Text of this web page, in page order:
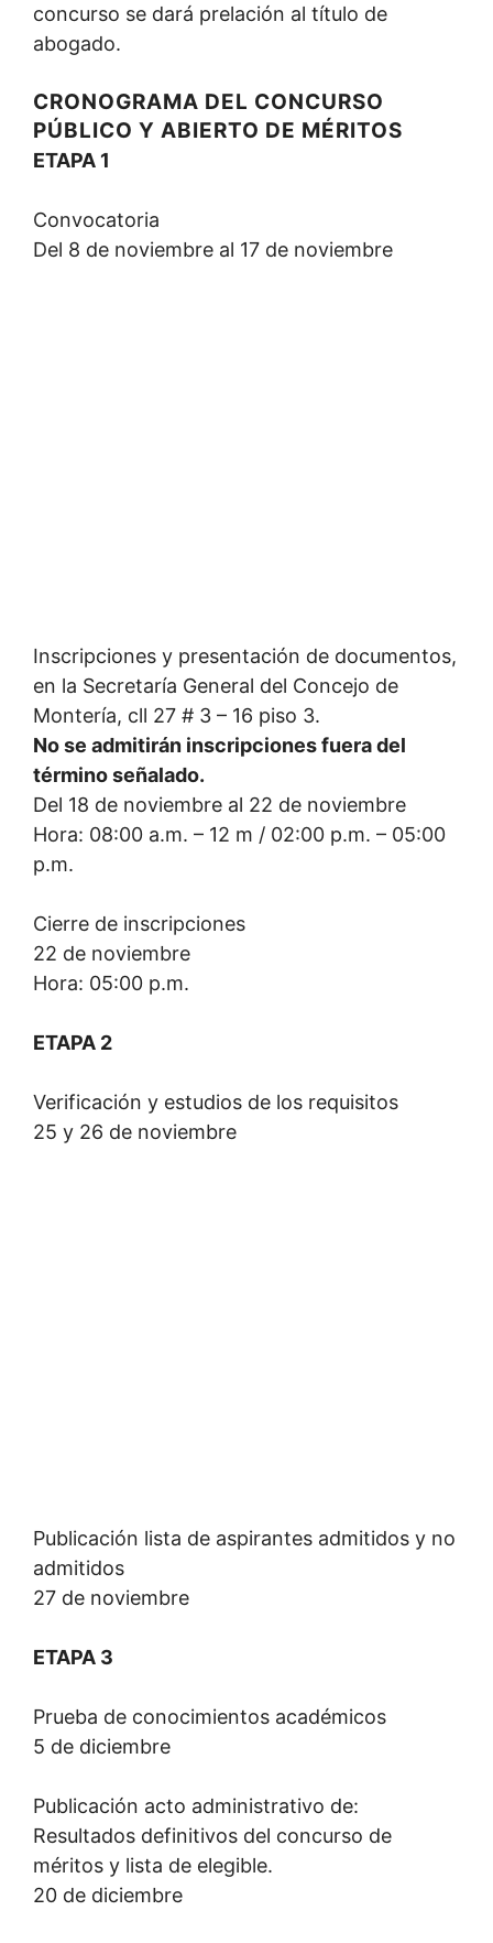
concurso se dará prelación al título de
abogado.
CRONOGRAMA DEL CONCURSO
PÚBLICO Y ABIERTO DE MÉRITOS
ETAPA 1
Convocatoria
Del 8 de noviembre al 17 de noviembre
Inscripciones y presentación de documentos,
en la Secretaría General del Concejo de
Montería, cll 27 # 3 – 16 piso 3.
No se admitirán inscripciones fuera del
término señalado.
Del 18 de noviembre al 22 de noviembre
Hora: 08:00 a.m. – 12 m / 02:00 p.m. – 05:00
p.m.
Cierre de inscripciones
22 de noviembre
Hora: 05:00 p.m.
ETAPA 2
Verificación y estudios de los requisitos
25 y 26 de noviembre
Publicación lista de aspirantes admitidos y no
admitidos
27 de noviembre
ETAPA 3
Prueba de conocimientos académicos
5 de diciembre
Publicación acto administrativo de:
Resultados definitivos del concurso de
méritos y lista de elegible.
20 de diciembre